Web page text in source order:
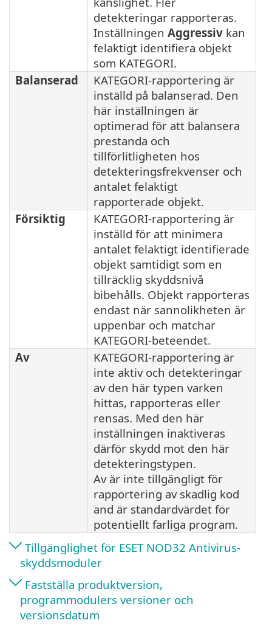
detekteringar rapporteras.
Inställningen Aggressiv kan
felaktigt identifiera objekt
som KATEGORI.
Balanserad
KATEGORI-rapportering är
inställd på balanserad. Den
här inställningen är
optimerad för att balansera
prestanda och
tillförlitligheten hos
detekteringsfrekvenser och
antalet felaktigt
rapporterade objekt.
Försiktig
KATEGORI-rapportering är
inställd för att minimera
antalet felaktigt identifierade
objekt samtidigt som en
tillräcklig skyddsnivå
bibehålls. Objekt rapporteras
endast när sannolikheten är
uppenbar och matchar
KATEGORI-beteendet.
Av
KATEGORI-rapportering är
inte aktiv och detekteringar
av den här typen varken
hittas, rapporteras eller
rensas. Med den här
inställningen inaktiveras
därför skydd mot den här
detekteringstypen.
Av är inte tillgängligt för
rapportering av skadlig kod
and är standardvärdet för
potentiellt farliga program.
Tillgänglighet för ESET NOD32 Antivirus-
skyddsmoduler
Fastställa produktversion,
programmodulers versioner och
versionsdatum